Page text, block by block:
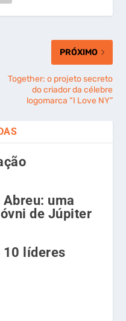
PRÓXIMO
Together: o projeto secreto
do criador da célebre
logomarca “I Love NY”
uma
de Júpiter
10 líderes